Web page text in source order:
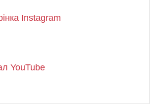
Instagram
YouTube